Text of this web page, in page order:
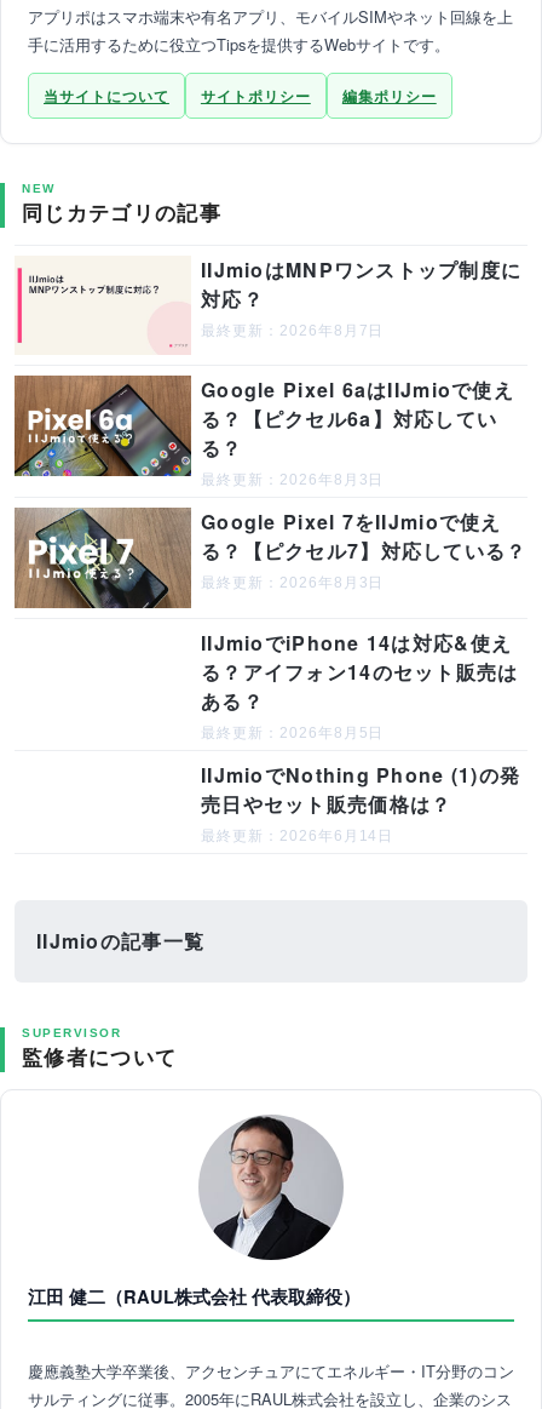
アプリポはスマホ端末や有名アプリ、モバイルSIMやネット回線を上
手に活用するために役立つTipsを提供するWebサイトです。
当サイトについて サイトポリシー 編集ポリシー
NEW
同じカテゴリの記事
IIJmioはMNPワンストップ制度に
対応？
最終更新：2026年8月7日
Google Pixel 6aはIIJmioで使え
る？【ピクセル6a】対応してい
る？
最終更新：2026年8月3日
Google Pixel 7をIIJmioで使え
る？【ピクセル7】対応している？
最終更新：2026年8月3日
IIJmioでiPhone 14は対応&使え
る？アイフォン14のセット販売は
ある？
最終更新：2026年8月5日
IIJmioでNothing Phone (1)の発
売日やセット販売価格は？
最終更新：2026年6月14日
IIJmioの記事一覧
SUPERVISOR
監修者について
江田 健二（RAUL株式会社 代表取締役）
慶應義塾大学卒業後、アクセンチュアにてエネルギー・IT分野のコン
サルティングに従事。2005年にRAUL株式会社を設立し、企業のシス